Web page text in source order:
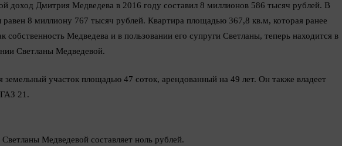
доход Дмитрия Медведева в 2016 году составил 8 миллионов 586 тысяч рублей. В
равен 8 миллиону 767 тысяч рублей. Квартира площадью 367,8 кв.м, которая ранее
собственность Медведева и в пользовании его супруги Светланы, теперь находится в
Светланы Медведевой.
земельный участок площадью 47 соток, арендованный на 49 лет. Он также владеет
21.
Медведевой составляет ноль рублей.